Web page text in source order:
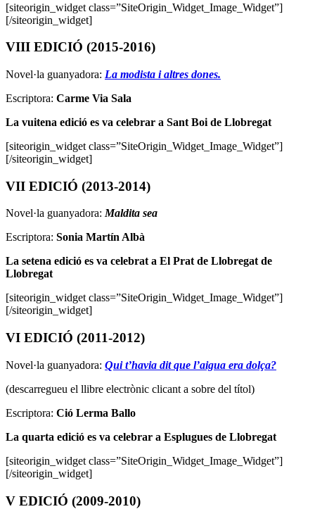
[siteorigin_widget class=”SiteOrigin_Widget_Image_Widget”]
[/siteorigin_widget]
VIII EDICIÓ (2015-2016)
Novel·la guanyadora: La modista i altres dones.
Escriptora: Carme Via Sala
La vuitena edició es va celebrar a Sant Boi de Llobregat
[siteorigin_widget class=”SiteOrigin_Widget_Image_Widget”]
[/siteorigin_widget]
VII EDICIÓ (2013-2014)
Novel·la guanyadora:Maldita sea
Escriptora: Sonia Martín Albà
La setena edició es va celebrat a El Prat de Llobregat de
Llobregat
[siteorigin_widget class=”SiteOrigin_Widget_Image_Widget”]
[/siteorigin_widget]
VI EDICIÓ (2011-2012)
Novel·la guanyadora: Qui t’havia dit que l’aigua era dolça?
(descarregueu el llibre electrònic clicant a sobre del títol)
Escriptora: Ció Lerma Ballo
La quarta edició es va celebrar a Esplugues de Llobregat
[siteorigin_widget class=”SiteOrigin_Widget_Image_Widget”]
[/siteorigin_widget]
V EDICIÓ (2009-2010)